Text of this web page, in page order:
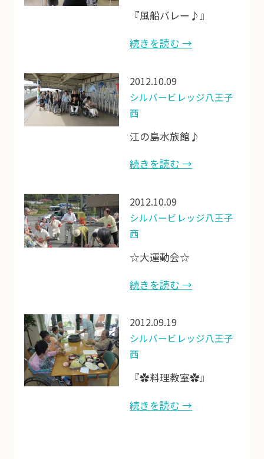
『風船バレー♪』
続きを読む →
2012.10.09
シルバービレッジ八王子
西
江の島水族館♪
続きを読む →
2012.10.09
シルバービレッジ八王子
西
☆大運動会☆
続きを読む →
2012.09.19
シルバービレッジ八王子
西
『✿料理教室✿』
続きを読む →